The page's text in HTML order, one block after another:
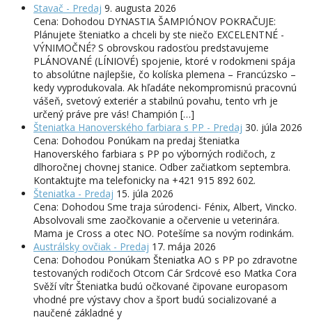
Stavač - Predaj 9. augusta 2026
Cena: Dohodou DYNASTIA ŠAMPIÓNOV POKRAČUJE:
Plánujete šteniatko a chceli by ste niečo EXCELENTNÉ -
VÝNIMOČNÉ? S obrovskou radosťou predstavujeme
PLÁNOVANÉ (LÍNIOVÉ) spojenie, ktoré v rodokmeni spája
to absolútne najlepšie, čo kolíska plemena – Francúzsko –
kedy vyprodukovala. Ak hľadáte nekompromisnú pracovnú
vášeň, svetový exteriér a stabilnú povahu, tento vrh je
určený práve pre vás! Champión […]
Šteniatka Hanoverského farbiara s PP - Predaj 30. júla 2026
Cena: Dohodou Ponúkam na predaj šteniatka
Hanoverského farbiara s PP po výborných rodičoch, z
dlhoročnej chovnej stanice. Odber začiatkom septembra.
Kontaktujte ma telefonicky na +421 915 892 602.
Šteniatka - Predaj 15. júla 2026
Cena: Dohodou Sme traja súrodenci- Fénix, Albert, Vincko.
Absolvovali sme zaočkovanie a očervenie u veterinára.
Mama je Cross a otec NO. Potešíme sa novým rodinkám.
Austrálsky ovčiak - Predaj 17. mája 2026
Cena: Dohodou Ponúkam Šteniatka AO s PP po zdravotne
testovaných rodičoch Otcom Cár Srdcové eso Matka Cora
Svěží vítr Šteniatka budú očkované čipovane europasom
vhodné pre výstavy chov a šport budú socializované a
naučené základné y